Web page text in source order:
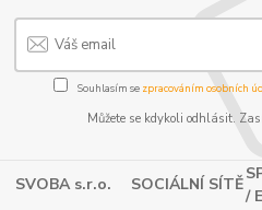
Souhlasím se zpracováním osobních
Můžete se kdykoli odhlásit.
SVOBA s.r.o. SOCIÁLNÍ SÍTĚ
/